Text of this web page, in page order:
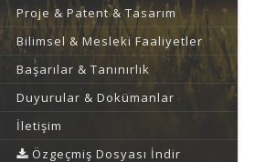
Proje & Patent & Tasarım
Bilimsel & Mesleki Faaliyetler
Başarılar & Tanınırlık
Duyurular & Dokümanlar
İletişim
Özgeçmiş Dosyası İndir